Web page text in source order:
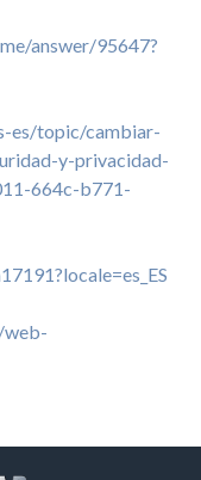
answer/95647?
es/topic/cambiar-
y-privacidad-
664c-b771-
web-